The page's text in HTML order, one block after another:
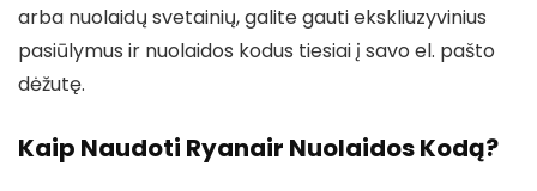
arba nuolaidų svetainių, galite gauti ekskliuzyvinius
pasiūlymus ir nuolaidos kodus tiesiai į savo el. pašto
dėžutę.
Kaip Naudoti Ryanair Nuolaidos Kodą?